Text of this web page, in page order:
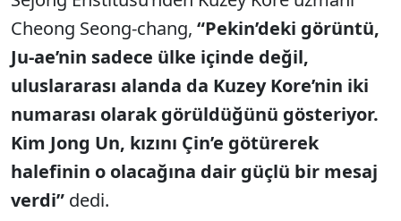
Cheong Seong-chang, “Pekin’deki görüntü,
Ju-ae’nin sadece ülke içinde değil,
uluslararası alanda da Kuzey Kore’nin iki
numarası olarak görüldüğünü gösteriyor.
Kim Jong Un, kızını Çin’e götürerek
halefinin o olacağına dair güçlü bir mesaj
verdi” dedi.